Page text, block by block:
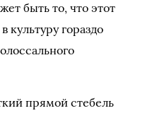
быть то, что этот
культуру гораздо
прямой стебель